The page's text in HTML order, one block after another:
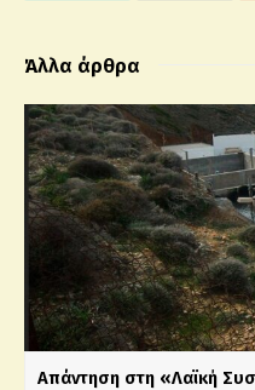
Άλλα άρθρα
Απάντηση στη «Λαϊκή